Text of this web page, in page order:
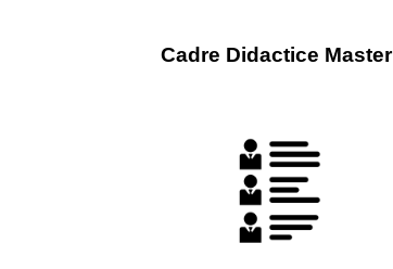
Cadre Didactice Master